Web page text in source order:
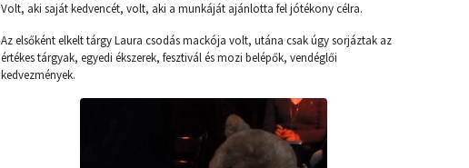
Volt, aki saját kedvencét, volt, aki a munkáját ajánlotta fel jótékony célra.
Az elsőként elkelt tárgy Laura csodás mackója volt, utána csak úgy sorjáztak az
értékes tárgyak, egyedi ékszerek, fesztivál és mozi belépők, vendéglői
kedvezmények.